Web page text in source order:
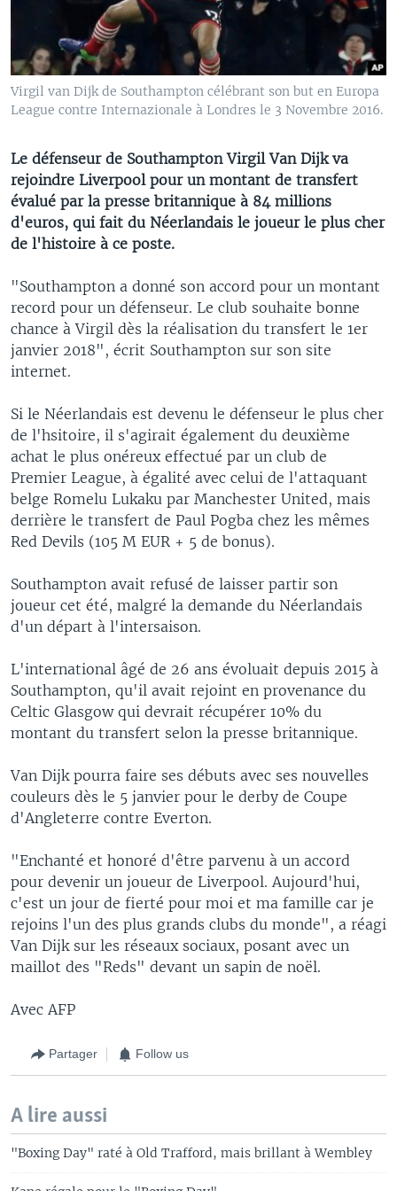
Virgil van Dijk de Southampton célébrant son but en Europa
League contre Internazionale à Londres le 3 Novembre 2016.
Le défenseur de Southampton Virgil Van Dijk va
rejoindre Liverpool pour un montant de transfert
évalué par la presse britannique à 84 millions
d'euros, qui fait du Néerlandais le joueur le plus cher
de l'histoire à ce poste.
"Southampton a donné son accord pour un montant
record pour un défenseur. Le club souhaite bonne
chance à Virgil dès la réalisation du transfert le 1er
janvier 2018", écrit Southampton sur son site
internet.
Si le Néerlandais est devenu le défenseur le plus cher
de l'hsitoire, il s'agirait également du deuxième
achat le plus onéreux effectué par un club de
Premier League, à égalité avec celui de l'attaquant
belge Romelu Lukaku par Manchester United, mais
derrière le transfert de Paul Pogba chez les mêmes
Red Devils (105 M EUR + 5 de bonus).
Southampton avait refusé de laisser partir son
joueur cet été, malgré la demande du Néerlandais
d'un départ à l'intersaison.
L'international âgé de 26 ans évoluait depuis 2015 à
Southampton, qu'il avait rejoint en provenance du
Celtic Glasgow qui devrait récupérer 10% du
montant du transfert selon la presse britannique.
Van Dijk pourra faire ses débuts avec ses nouvelles
couleurs dès le 5 janvier pour le derby de Coupe
d'Angleterre contre Everton.
"Enchanté et honoré d'être parvenu à un accord
pour devenir un joueur de Liverpool. Aujourd'hui,
c'est un jour de fierté pour moi et ma famille car je
rejoins l'un des plus grands clubs du monde", a réagi
Van Dijk sur les réseaux sociaux, posant avec un
maillot des "Reds" devant un sapin de noël.
Avec AFP
Partager Follow us
A lire aussi
"Boxing Day" raté à Old Trafford, mais brillant à Wembley